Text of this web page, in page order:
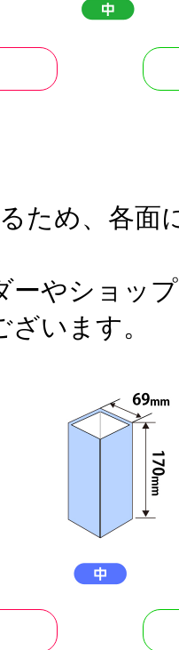
ため、各面
ーやショッ
います。